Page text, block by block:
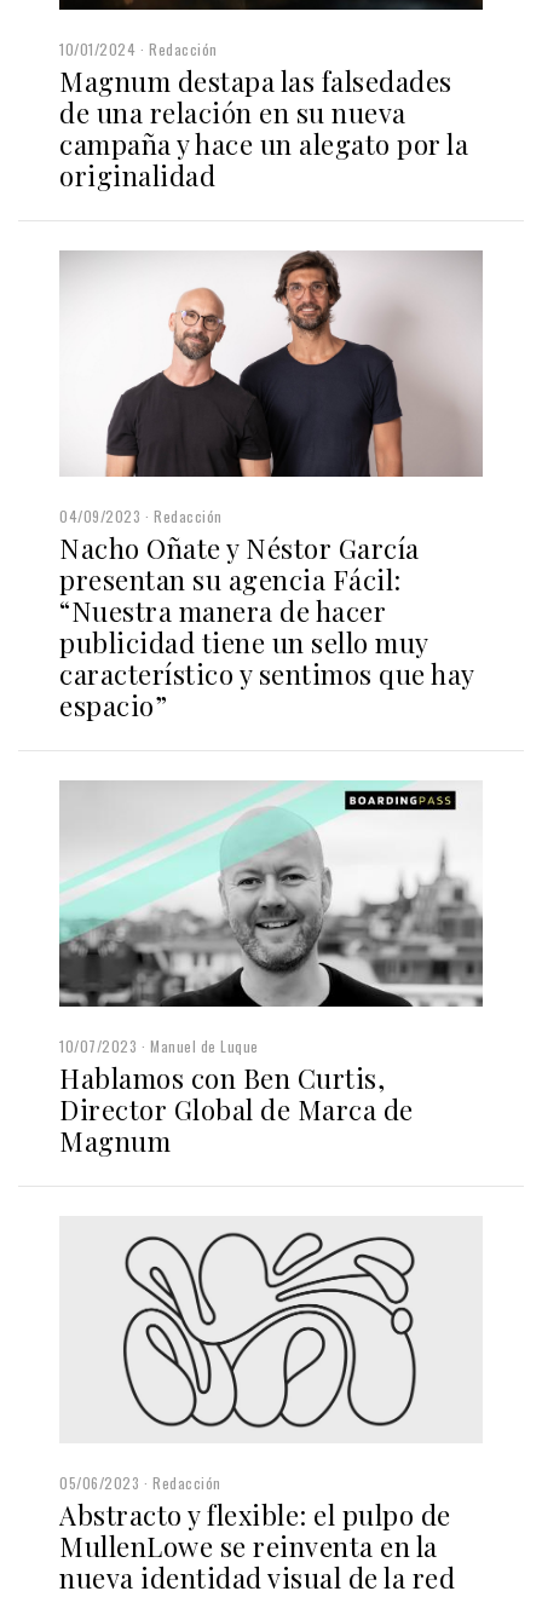
10/01/2024 Redacción
Magnum destapa las falsedades
de una relación en su nueva
campaña y hace un alegato por la
originalidad
04/09/2023 Redacción
Nacho Oñate y Néstor García
presentan su agencia Fácil:
“Nuestra manera de hacer
publicidad tiene un sello muy
característico y sentimos que hay
espacio”
10/07/2023 Manuel de Luque
Hablamos con Ben Curtis,
Director Global de Marca de
Magnum
05/06/2023 Redacción
Abstracto y flexible: el pulpo de
MullenLowe se reinventa en la
nueva identidad visual de la red